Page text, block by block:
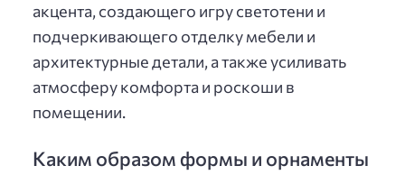
акцента, создающего игру светотени и
подчеркивающего отделку мебели и
архитектурные детали, а также усиливать
атмосферу комфорта и роскоши в
помещении.
Каким образом формы и орнаменты